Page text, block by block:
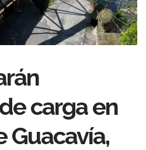
carga en
Guacavía,